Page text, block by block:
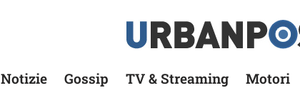
Notizie Gossip TV & Streaming Motori